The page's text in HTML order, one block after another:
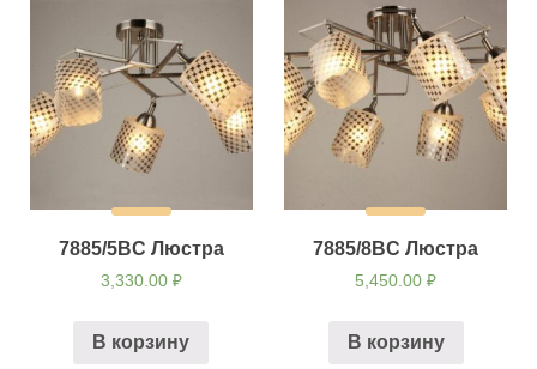
7885/5BС Люстра
3,330.00 ₽
В корзину
7885/8BС Люстра
5,450.00₽
В корзину